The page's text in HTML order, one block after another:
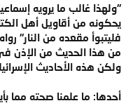
"ولهذا غالب ما يرويه
يحكونه من أقاويل أهل
من هذا الحديث من الإذن
ولكن هذه الأحاديث
أحدها: ما علمنا صحته مما